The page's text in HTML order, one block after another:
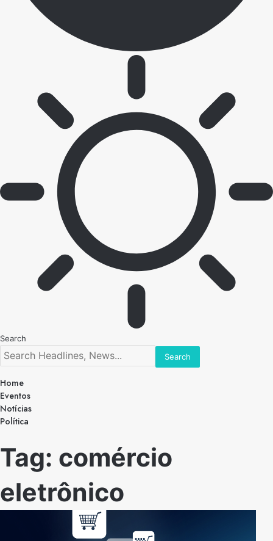
Search
Home
Eventos
Notícias
Política
Tag: comércio
eletrônico